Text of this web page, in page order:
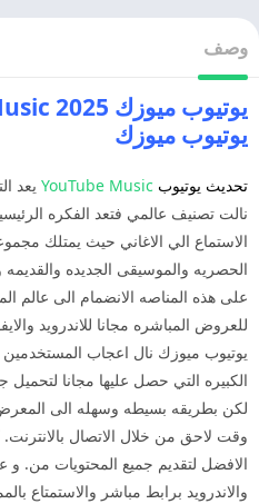
وصف
يوتيوب ميوزك
تحديث يوتيوب YouTube Music يعد
نالت تصنيف عالمي فتعد الفكره
الاستماع الي الاغاني حيث يمتلك
الحصريه والموسيقى الجديده والقديمه
على هذه المناصه الانضمام الى عالم
للعروض المباشره مجانا للاندرويد
يوتيوب ميوزك نال اعجاب المستخدمين
الكبيره التي حصل عليها مجانا لتحميل
لكن بطريقه بسيطه وسهله الى
وقت لاحق من خلال الاتصال
الافضل لتقديم جميع المحتويات من. و
والاندرويد برابط مباشر والاستمتاع